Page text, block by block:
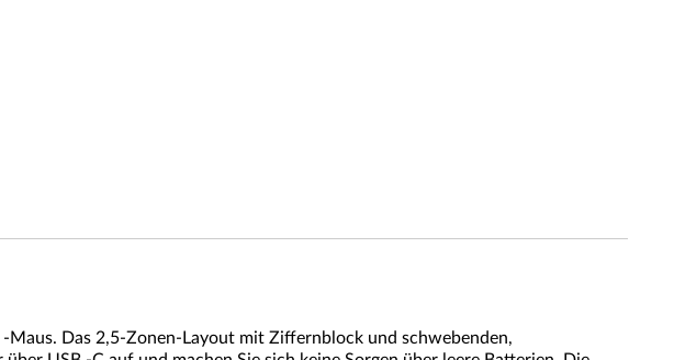
Das 2,5-Zonen-Layout mit Ziffernblock und schwebenden,